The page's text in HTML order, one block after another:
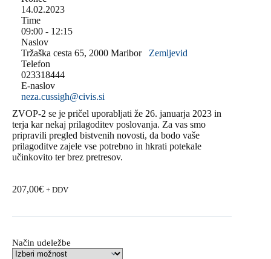
14.02.2023
Time
09:00 - 12:15
Naslov
Tržaška cesta 65, 2000 Maribor Zemljevid
Telefon
023318444
E-naslov
neza.cussigh@civis.si
ZVOP-2 se je pričel uporabljati že 26. januarja 2023 in
terja kar nekaj prilagoditev poslovanja. Za vas smo
pripravili pregled bistvenih novosti, da bodo vaše
prilagoditve zajele vse potrebno in hkrati potekale
učinkovito ter brez pretresov.
207,00€ + DDV
Način udeležbe